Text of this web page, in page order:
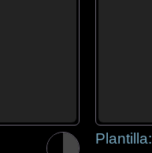
Plantilla: